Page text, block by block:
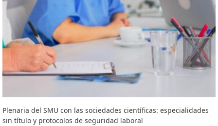
Plenaria del SMU con las sociedades científicas: especialidades
sin título y protocolos de seguridad laboral